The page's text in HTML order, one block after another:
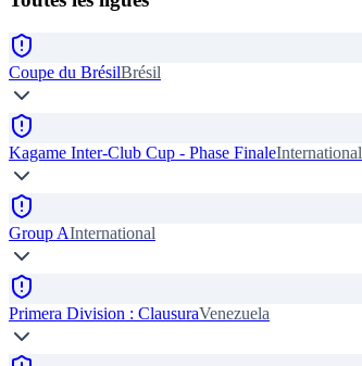
Coupe du BrésilBrésil
Kagame Inter-Club Cup - Phase FinaleInternational
Group AInternational
Primera Division : ClausuraVenezuela